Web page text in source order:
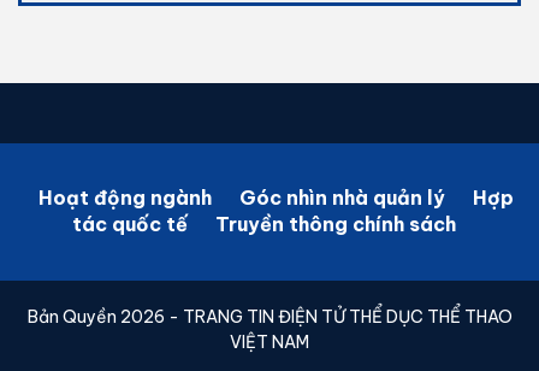
Hoạt động ngành Góc nhìn nhà quản lý
Hợp
tác quốc tế
Truyền thông chính sách
Bản Quyền 2026 - TRANG TIN ĐIỆN TỬ THỂ DỤC THỂ THAO
VIỆT NAM